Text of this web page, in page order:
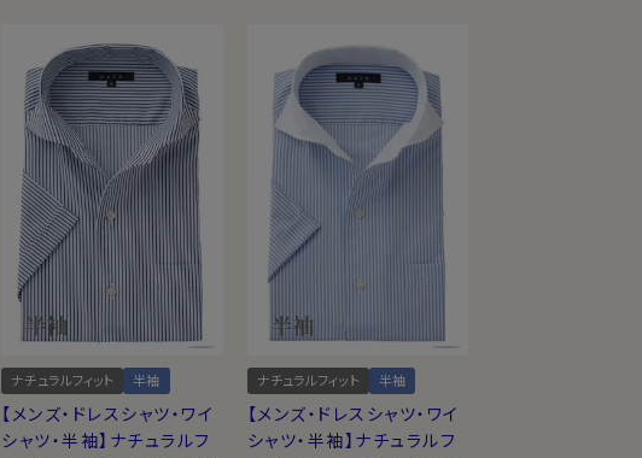
ナチュラルフィット 半袖
【メンズ・ドレスシャツ・ワイ
シャツ・半袖】ナチュラルフ
ナチュラルフィット 半袖
【メンズ・ドレスシャツ・ワイ
シャツ・半袖】ナチュラルフ